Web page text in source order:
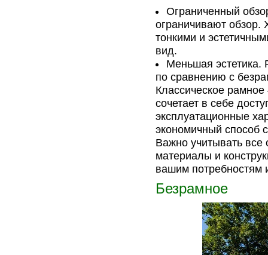
Ограниченный
ограничивают
тонкими и
вид.
Меньшая эстетика.
по сравнению с
Классическое
сочетает в себе
эксплуатационные
экономичный способ
Важно учитывать все
материалы и
вашим потребностям
Безрамное